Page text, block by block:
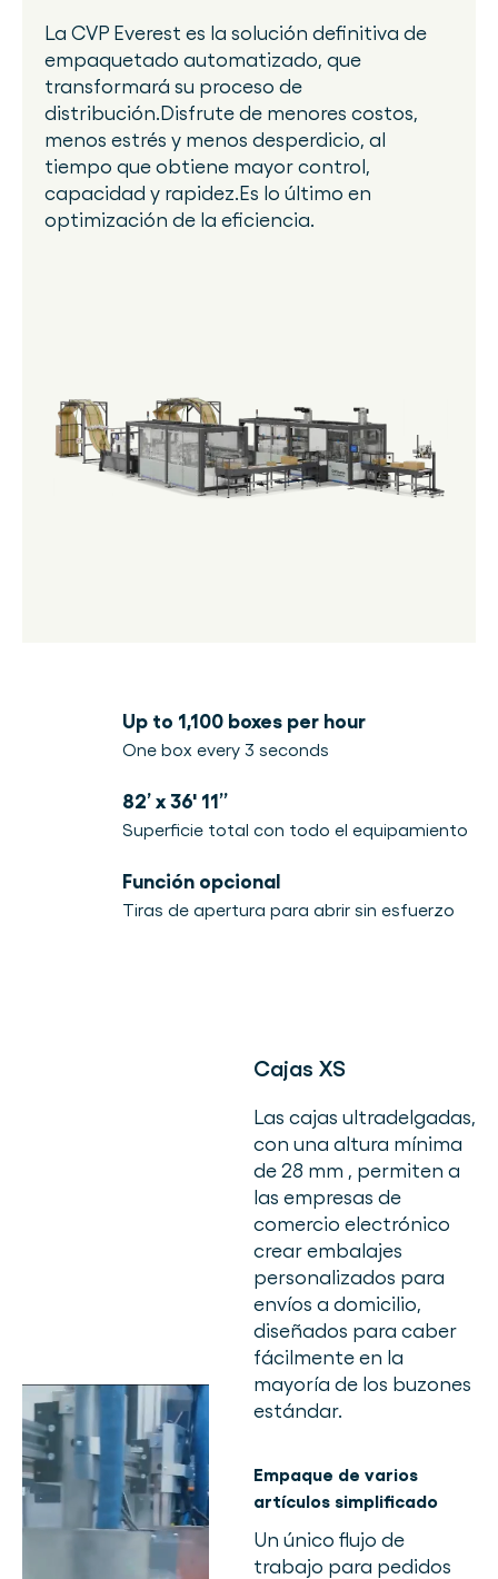
La CVP Everest es la solución definitiva de
empaquetado automatizado, que
transformará su proceso de
distribución.Disfrute de menores costos,
menos estrés y menos desperdicio, al
tiempo que obtiene mayor control,
capacidad y rapidez.Es lo último en
optimización de la eficiencia.
Up to 1,100 boxes per hour
One box every 3 seconds
82’ x 36' 11”
Superficie total con todo el equipamiento
Función opcional
Tiras de apertura para abrir sin esfuerzo
Cajas XS
Las cajas ultradelgadas,
con una altura mínima
de 28 mm , permiten a
las empresas de
comercio electrónico
crear embalajes
personalizados para
envíos a domicilio,
diseñados para caber
fácilmente en la
mayoría de los buzones
estándar.
Empaque de varios
artículos simplificado
Un único flujo de
trabajo para pedidos